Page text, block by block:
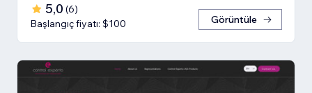
5,0 (6)
Başlangıç fiyatı: $100
Görüntüle